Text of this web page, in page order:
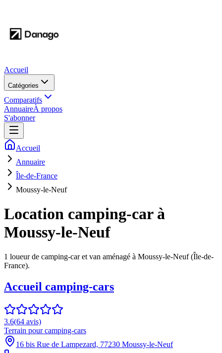
Accueil
Catégories
Comparatifs
AnnuaireÀ propos
S'abonner
Accueil
Annuaire
Île-de-France
Moussy-le-Neuf
Location camping-car à
Moussy-le-Neuf
1 loueurde camping-car et van aménagé à Moussy-le-Neuf(Île-de-
France).
Accueil camping-cars
3.6(64 avis)
Terrain pour camping-cars
16 bis Rue de Lampezard, 77230 Moussy-le-Neuf